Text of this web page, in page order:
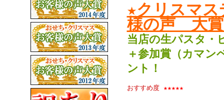
★クリスマ
様の声 大
当店の生パスタ・
＋参加賞（カマン
ント ！
おすすめ度 ★★★★★